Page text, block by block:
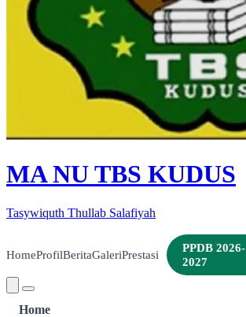
MA NU TBS KUDUS
Tasywiquth Thullab Salafiyah
HomeProfilBeritaGaleriPrestasi
PPDB 2026-
2027
Home